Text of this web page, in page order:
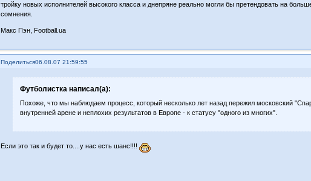
тройку новых исполнителей высокого класса и днепряне реально могли бы претендовать на
сомнения.
Макс Пэн, Football.ua
Поделиться06.08.07 21:59:55
Футболистка написал(а):
Похоже, что мы наблюдаем процесс, который несколько лет назад пережил московский
внутренней арене и неплохих результатов в Европе - к статусу "одного из многих".
Если это так и будет то....у нас есть шанс!!!!